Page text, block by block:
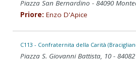
Piazza San Bernardino - 84090
Priore: Enzo D'Apice
C113 - Confraternita della Carità
Piazza S. Giovanni Battista, 10 -